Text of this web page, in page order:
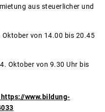
aus steuerlicher und
von 14.00 bis 20.45
Oktober von 9.30 Uhr bis
https://www.bildung-